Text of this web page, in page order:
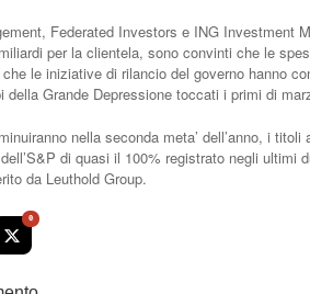
Federated Investors e ING Investment
per la clientela, sono convinti che le
che le iniziative di rilancio del governo hanno
della Grande Depressione toccati i primi di
nella seconda meta’ dell’anno, i
di quasi il 100% registrato negli ultimi
da Leuthold Group.
0